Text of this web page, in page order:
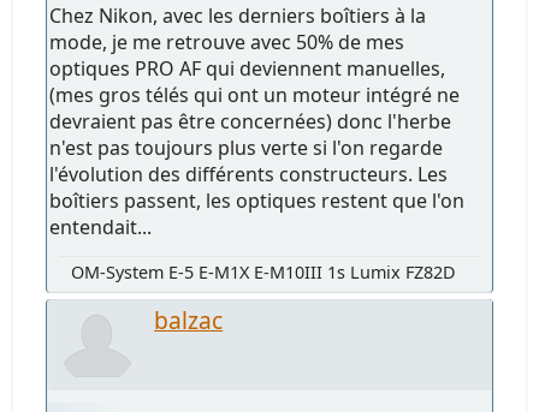
Chez Nikon, avec les derniers boîtiers à la
mode, je me retrouve avec 50% de mes
optiques PRO AF qui deviennent manuelles,
(mes gros télés qui ont un moteur intégré ne
devraient pas être concernées) donc l'herbe
n'est pas toujours plus verte si l'on regarde
l'évolution des différents constructeurs. Les
boîtiers passent, les optiques restent que l'on
entendait...
OM-System E-5 E-M1X E-M10III 1s Lumix FZ82D
balzac